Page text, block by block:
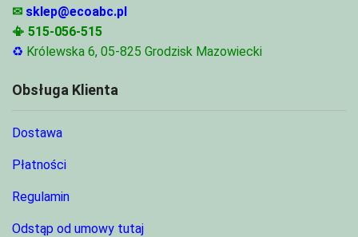
✉ sklep@ecoabc.pl
📳 515-056-515
♻ Królewska 6, 05-825 Grodzisk Mazowiecki
Obsługa Klienta
Dostawa
Płatności
Regulamin
Odstąp od umowy tutaj